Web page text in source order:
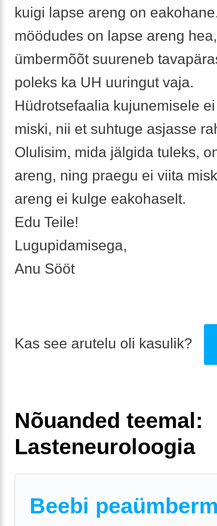
kuigi lapse areng on
möödudes on lapse areng
ümbermõõt suureneb
poleks ka UH uuringut vaja.
Hüdrotsefaalia kujunemisele
miski, nii et suhtuge asjasse
Olulisim, mida jälgida tuleks,
areng, ning praegu ei viita
areng ei kulge eakohaselt.
Edu Teile!
Lugupidamisega,
Anu Sööt
Kas see arutelu oli kasulik?
Nõuanded teemal:
Lasteneuroloogia
Beebi